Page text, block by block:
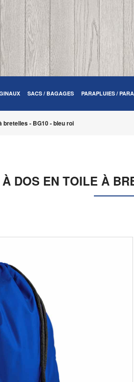
SACS / BAGAGES PARAPLUIES /
bretelles - BG10 - bleu roi
DOS EN TOILE À